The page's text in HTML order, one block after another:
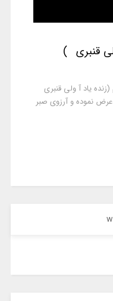
قنبری )
یاد آ ولی قنبری
نموده و آرزوی صبر